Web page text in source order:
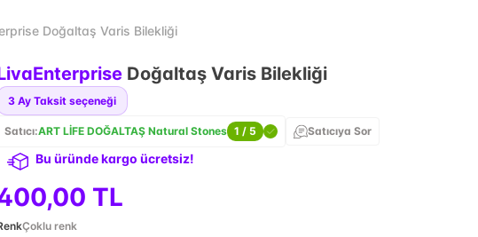
Doğaltaş Varis Bilekliği
Doğaltaş Varis Bilekliği
3 Ay Taksit seçeneği
Satıcı:ART LİFE DOĞALTAŞ Natural Stones 1 / 5 Satıcıya Sor
Bu üründe kargo ücretsiz!
TL
Çoklu renk